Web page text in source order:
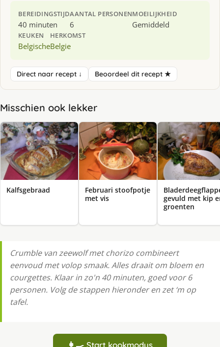
BEREIDINGSTIJD
40 minuten
AANTAL PERSONEN
6
MOEILIJKHEID
Gemiddeld
KEUKEN
Belgische
HERKOMST
Belgie
Direct naar recept ↓ Beoordeel dit recept ★
Misschien ook lekker
Kalfsgebraad
Februari stoofpotje
met vis
gevuld met kip
groenten
Crumble van zeewolf met chorizo combineert
eenvoud met volop smaak. Alles draait om bloem en
courgettes. Klaar in zo'n 40 minuten, goed voor 6
personen. Volg de stappen hieronder en zet ‘m op
tafel.
👩‍🍳 Start kookmodus